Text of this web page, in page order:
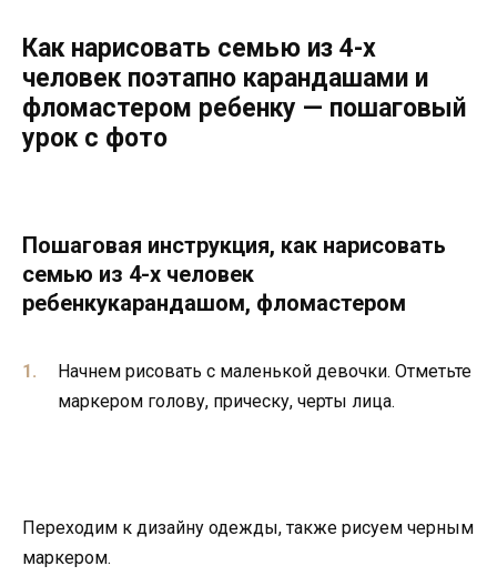
Как нарисовать семью из 4-х
человек поэтапно карандашами и
фломастером ребенку — пошаговый
урок с фото
Пошаговая инструкция, как нарисовать
семью из 4-х человек
ребенкукарандашом, фломастером
Начнем рисовать с маленькой девочки. Отметьте
маркером голову, прическу, черты лица.
Переходим к дизайну одежды, также рисуем черным
маркером.